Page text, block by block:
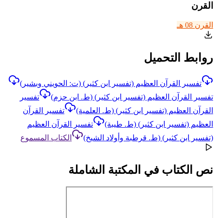
القرن
القرن 08 هـ
روابط التحميل
تفسير القرآن العظيم (تفسير ابن كثير) (ت: الحويني وبشير)
تفسير القرآن العظيم (تفسير ابن كثير) (ط. ابن حزم)
تفسير
القرآن العظيم (تفسير ابن كثير) (ط. العلمية)
تفسير القرآن
العظيم (تفسير ابن كثير) (ط. طيبة)
تفسير القرآن العظيم
(تفسير ابن كثير) (ط. قرطبة وأولاد الشيخ)
الكتاب المسموع
نص الكتاب في المكتبة الشاملة